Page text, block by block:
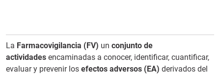
La Farmacovigilancia (FV) un conjunto de
actividades encaminadas a conocer, identificar, cuantificar,
evaluar y prevenir los efectos adversos (EA) derivados del